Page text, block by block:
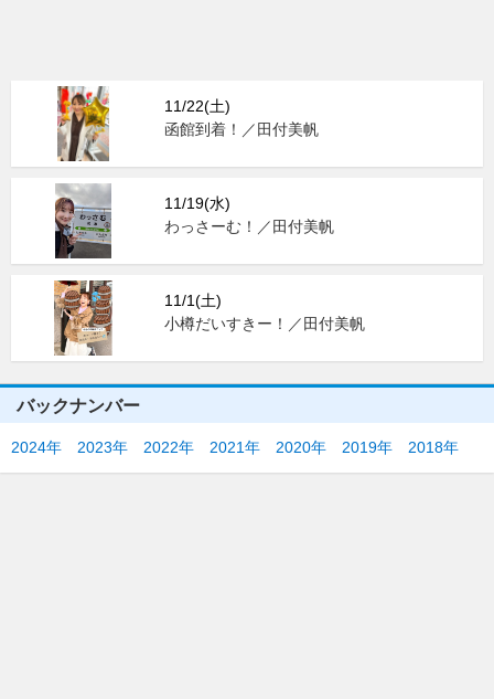
11/22(土)
函館到着！／田付美帆
11/19(水)
わっさーむ！／田付美帆
11/1(土)
小樽だいすきー！／田付美帆
バックナンバー
2024年 2023年 2022年 2021年 2020年 2019年 2018年